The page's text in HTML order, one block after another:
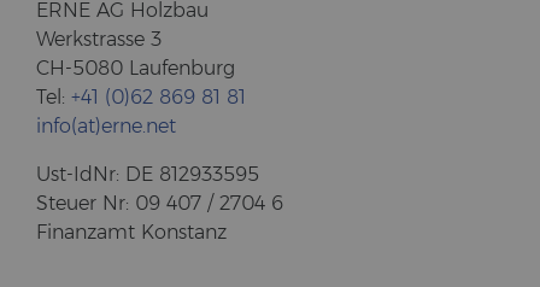
ERNE AG Holz­bau
Werk­stras­se 3
CH-5080 Lau­fen­burg
Tel: +41 (0)62 869 81 81
info(at)erne.net
Ust-​IdNr: DE 812933595
Steu­er Nr: 09 407 / 2704 6
Fi­nanz­amt Kon­stanz